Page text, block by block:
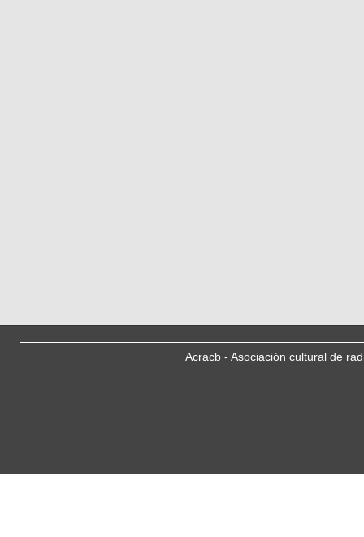
Acracb - Asociación cultural de